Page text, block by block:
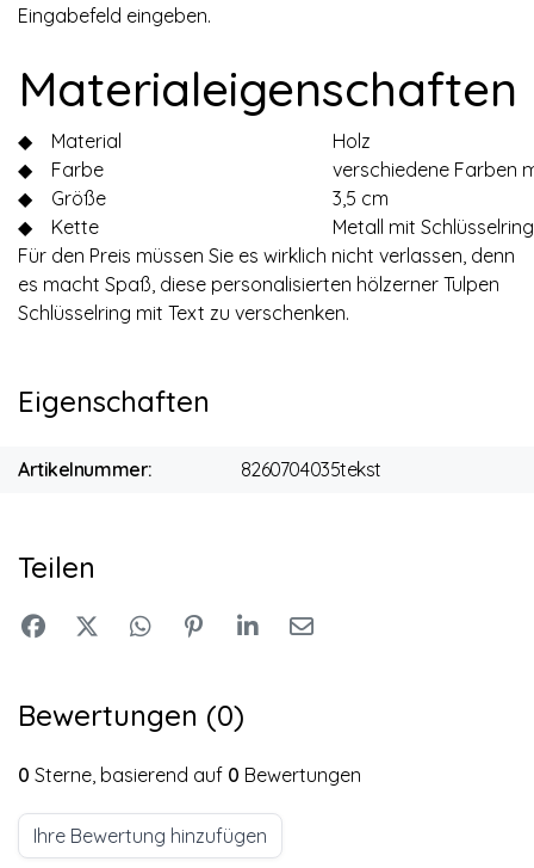
Eingabefeld eingeben.
Materialeigenschaften
◆ Material
Holz
◆
Farbe
verschiedene Farben
◆
Größe
3,5 cm
◆
Kette
Metall mit Schlüsselring
Für den Preis müssen Sie es wirklich nicht verlassen, denn
es macht Spaß, diese personalisierten hölzerner Tulpen
Schlüsselring mit Text zu verschenken.
Eigenschaften
Artikelnummer: 8260704035tekst
Teilen
Bewertungen (0)
0 Sterne, basierend auf 0 Bewertungen
Ihre Bewertung hinzufügen